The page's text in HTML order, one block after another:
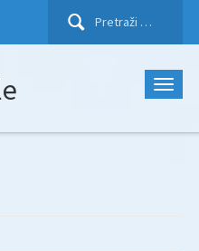
Pretraži: